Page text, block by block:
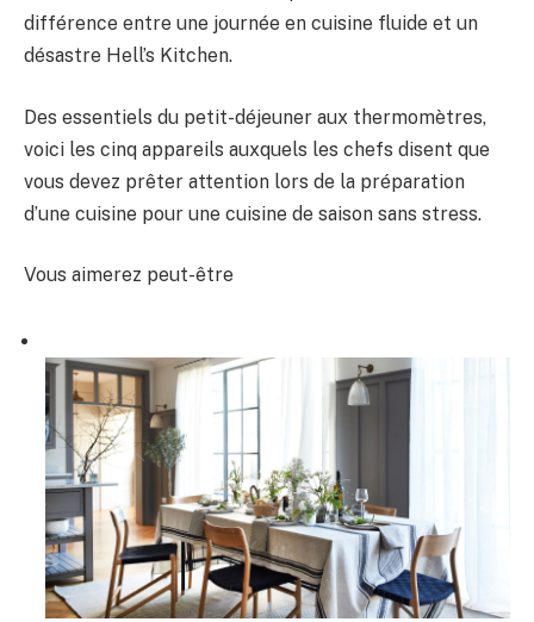
différence entre une journée en cuisine fluide et un
désastre Hell’s Kitchen.
Des essentiels du petit-déjeuner aux thermomètres,
voici les cinq appareils auxquels les chefs disent que
vous devez prêter attention lors de la préparation
d’une cuisine pour une cuisine de saison sans stress.
Vous aimerez peut-être